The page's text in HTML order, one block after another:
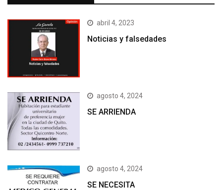
abril 4, 2023
Noticias y falsedades
agosto 4, 2024
SE ARRIENDA
agosto 4, 2024
SE NECESITA